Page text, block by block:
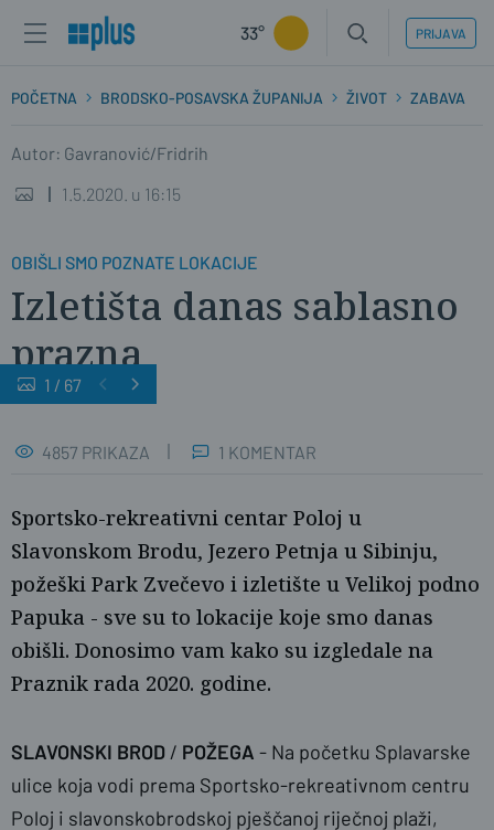
33° PRIJAVA
POČETNA BRODSKO-POSAVSKA ŽUPANIJA ŽIVOT ZABAVA
Autor: Gavranović/Fridrih
1.5.2020. u 16:15
OBIŠLI SMO POZNATE LOKACIJE
Izletišta danas sablasno
prazna
naslovnica
1 / 67
4857 PRIKAZA 1 KOMENTAR
Sportsko-rekreativni centar Poloj u
Slavonskom Brodu, Jezero Petnja u Sibinju,
požeški Park Zvečevo i izletište u Velikoj podno
Papuka - sve su to lokacije koje smo danas
obišli. Donosimo vam kako su izgledale na
Praznik rada 2020. godine.
SLAVONSKI BROD / POŽEGA - Na početku Splavarske
ulice koja vodi prema Sportsko-rekreativnom centru
Poloj i slavonskobrodskoj pješčanoj riječnoj plaži,